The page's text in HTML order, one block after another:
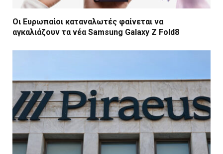
Οι Ευρωπαίοι καταναλωτές φαίνεται να
αγκαλιάζουν τα νέα Samsung Galaxy Z Fold8